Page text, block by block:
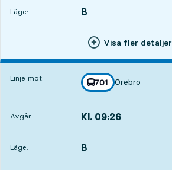
Läge:
LÄGE, B
,
Visa fler detaljer
Linje mot: linje
701
mot
Örebro
,
Avgår: Kl. 09:26
Läge:
LÄGE, B
,